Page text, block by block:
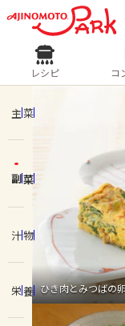
ログ
ホーム
コンテ
レシピ
トーク
レシピ
人気の食材・
きゅうり
ピーマン
レシピ コ
主菜
副菜
汁物
栄養 ひき肉とみつばの